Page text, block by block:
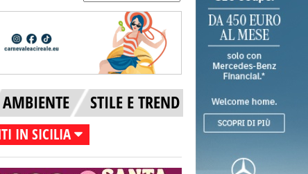
AMBIENTE STILE E TREND
IN SICILIA